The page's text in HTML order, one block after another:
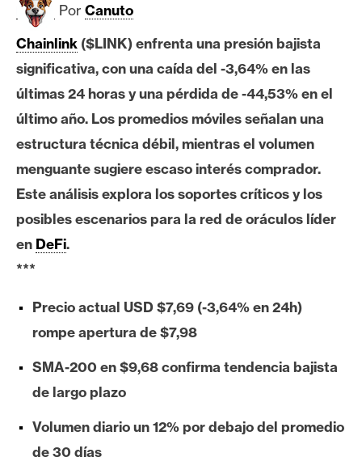
B
i
t
c
o
i
n
E
e
u
m
I
Por Canuto
Chainlink ($LINK) enfrenta una presión bajista
significativa, con una caída del -3,64% en las
últimas 24 horas y una pérdida de -44,53% en el
último año. Los promedios móviles señalan una
estructura técnica débil, mientras el volumen
menguante sugiere escaso interés comprador.
Este análisis explora los soportes críticos y los
posibles escenarios para la red de oráculos líder
en DeFi.
***
Precio actual USD $7,69 (-3,64% en 24h)
rompe apertura de $7,98
SMA-200 en $9,68 confirma tendencia bajista
de largo plazo
Volumen diario un 12% por debajo del promedio
de 30 días